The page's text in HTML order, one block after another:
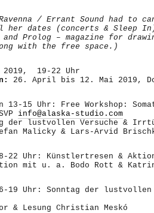
/ Errant Sound had to
her dates (concerts & Sleep
and Prolog – magazine for
with the free space.)
19-22 Uhr
26. April bis 12. Mai 2019,
13-15 Uhr: Free Workshop:
info@alaska-studio.com
der lustvollen Versuche &
Malicky & Lars-­Arvid
22 Uhr: Künstlertresen &
mit u. a. Bodo Rott &
19 Uhr: Sonntag der
& Lesung Christian Meskó